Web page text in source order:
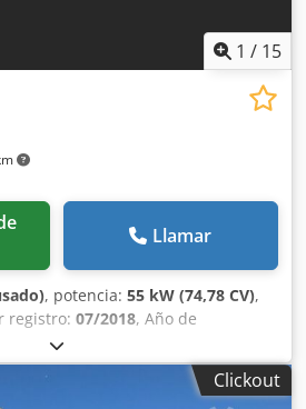
1 / 15
Llamar
, potencia: 55 kW (74,78 CV),
registro: 07/2018, Año de
de funcionamiento:
ordenador de a bordo, Año del
de cilindros: 3 Codpfjy A Tn Hox Ai
Clickout